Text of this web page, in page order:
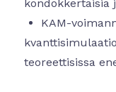
kondokkertaisia
KAM-
teoreettisissa